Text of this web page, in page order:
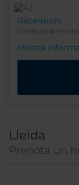
Recensioni
Certificato di
Mostra
Lleida
Prenota un